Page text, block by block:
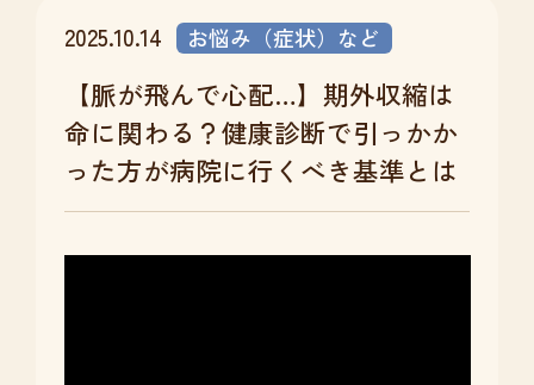
2025.10.14 お悩み（症状）など
【脈が飛んで心配…】期外収縮は
命に関わる？健康診断で引っかか
った方が病院に行くべき基準とは